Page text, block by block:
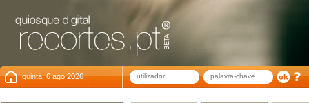
quinta, 6 ago 2026